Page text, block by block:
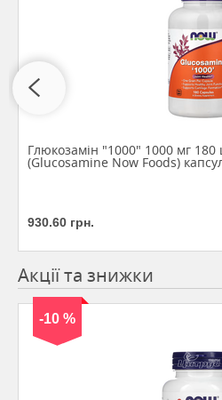
Глюкозамін "1000" 1000 мг
(Glucosamine Now Foods)
930.60 грн.
Акції та знижки
-10 %